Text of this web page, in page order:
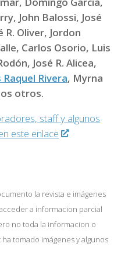
John Balossi, José
R. Oliver, Jordon
Carlos Osorio, Luis
José R. Alicea,
Raquel Rivera, Myrna
otros.
staff y algunos
este enlace
la revista e imágenes
a informacion parcial
no toda la informacion o
tomado imágenes y algunos